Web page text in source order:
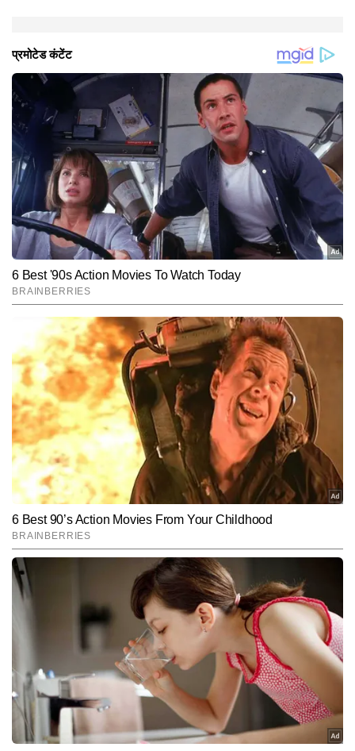
टूर्नामेंट पर होंगी। आईपीएल फ्रेंचाइजियां भी यहां से नए चेहरे
तलाशती हैं।" उन्होंने आगे कहा, "सिर्फ टीम में चयन ही मायने नहीं
रखता। मैदान पर आपका रवैया और प्रदर्शन भी बहुत जरूरी है।
दबाव में आप कैसे खेलते हैं, टीम के लिए कितना योगदान देते हैं, ये
सब देखा जाता है।"
Hindi NewsSportsCricket
आदित्य साहू AUTHOR
आदित्य साहू टाइम्स नाउ नवभारत डिजिटल में स्पोर्ट्स और ट्रेडिंग कंटेंट लिखतें
हैं। जर्नलिज्म में मास्टर्स की डिग्री हासिल करने के बाद वह पिछले 10 सालों से
मीडिया में सक्रिय हैं। स्पोर्ट्स इवेंट की रियल टाइम कवरेज, डाटा टॉपिक्स और
अनोखे कंटेंट आइडियाज को आकर्षक और एंगेजिंग तरीके से प्रस्तुत करना आदित्य
की खासियत है। उनकी कॉपी राइटिंग और इंटरेस्टिंग हेडलाइन बनाने की क्षमता
उन्हें डिजिटल दुनिया में अलग पहचान देती है। 15,000 से अधिक बायलाइन स्टोरी
पब्लिश कर चुके आदित्य का लक्ष्य हर खबर को यूनिक एंगल और स्टोरीटेलिंग के
रोचक अंदाज में पेश करना है।
Follow Us:
Subscribe to our daily Newsletter!